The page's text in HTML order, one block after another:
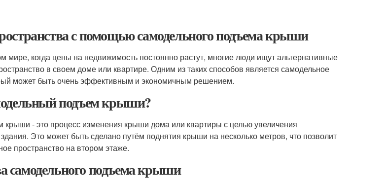
с помощью самодельного подъема крыши
когда цены на недвижимость постоянно растут, многие люди ищут альтернативные
в своем доме или квартире. Одним из таких способов является самодельное
может быть очень эффективным и экономичным решением.
подъем крыши?
- это процесс изменения крыши дома или квартиры с целью увеличения
Это может быть сделано путём поднятия крыши на несколько метров, что позволит
пространство на втором этаже.
самодельного подъема крыши